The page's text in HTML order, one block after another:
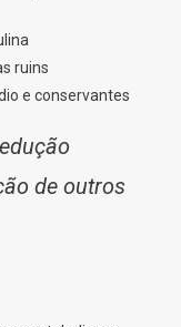
ruins
e conservantes
de outros